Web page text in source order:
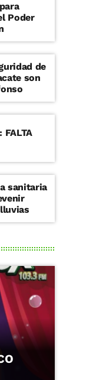
Poder
de
son
FALTA
sanitaria